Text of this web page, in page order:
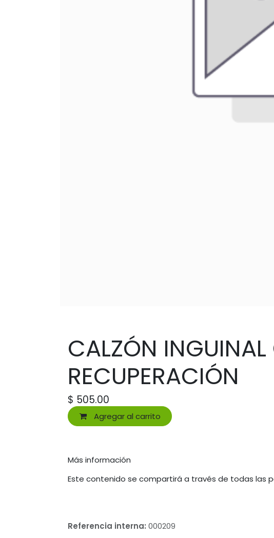
CALZÓN
RECUPERACIÓN
$ 505.00
Agregar al carrito
Más información
Este contenido se compartirá a través de todas las
Referencia interna: 000209